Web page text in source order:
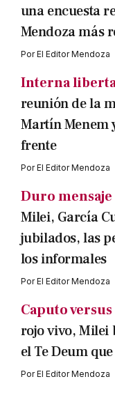
una encuesta
Mendoza más
PorEl Editor Mendoza
Interna
reunión de la
Martín Menem
frente
PorEl Editor Mendoza
Duro
Milei, García
jubilados, las
los informales
PorEl Editor Mendoza
Caputo
rojo vivo, Milei
el Te Deum
PorEl Editor Mendoza